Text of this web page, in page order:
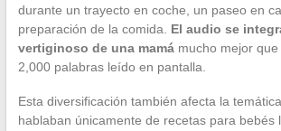
durante un trayecto en coche, un paseo en
preparación de la comida. El audio se
vertiginoso de una mamámucho mejor que
2,000 palabras leído en pantalla.
Esta diversificación también afecta la
hablaban únicamente de recetas para bebés